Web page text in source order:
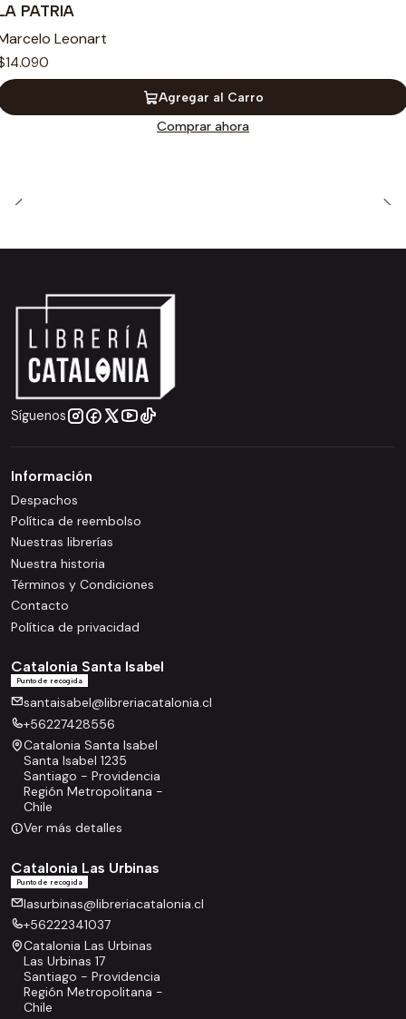
PATRIA
Leonart
Agregar al Carro
Comprar ahora
Síguenos
Información
Despachos
Política de reembolso
Nuestras librerías
Nuestra historia
Términos y Condiciones
Contacto
Política de privacidad
Catalonia Santa Isabel
Punto de recogida
santaisabel@libreriacatalonia.cl
+56227428556
Catalonia Santa Isabel
Santa Isabel 1235
Santiago - Providencia
Región Metropolitana -
Chile
Ver más detalles
Catalonia Las Urbinas
Punto de recogida
lasurbinas@libreriacatalonia.cl
+56222341037
Catalonia Las Urbinas
Las Urbinas 17
Santiago - Providencia
Región Metropolitana -
Chile